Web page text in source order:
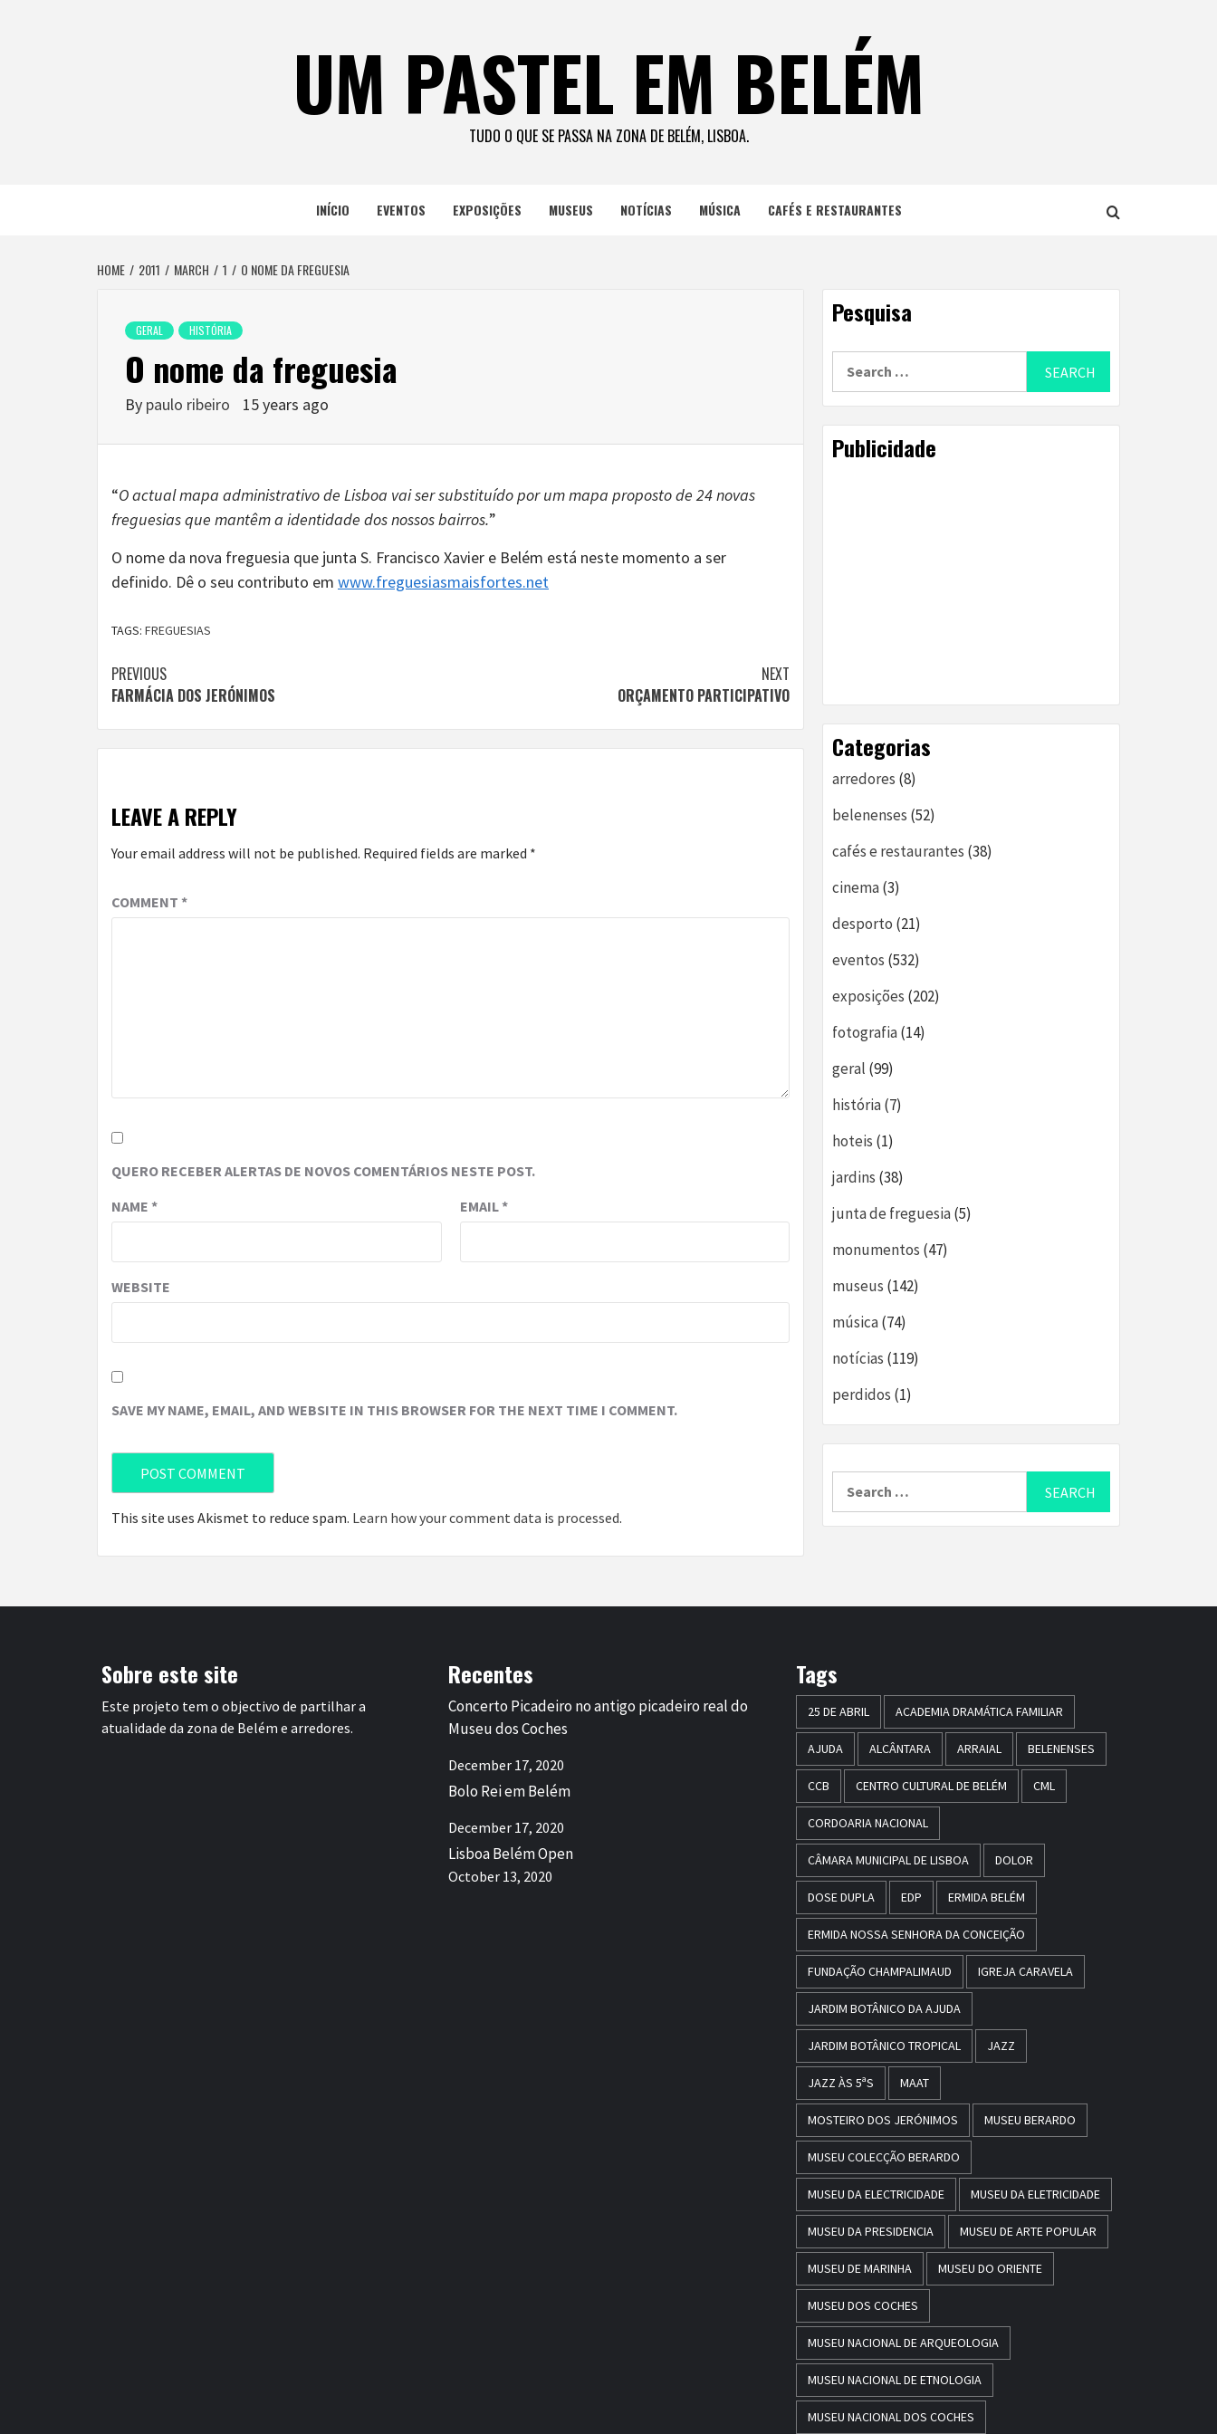
UM PASTEL EM BELÉM
TUDO O QUE SE PASSA NA ZONA DE BELÉM, LISBOA.
INÍCIO EVENTOS EXPOSIÇÕES MUSEUS NOTÍCIAS MÚSICA CAFÉS E RESTAURANTES
HOME 2011 MARCH 1 O NOME DA FREGUESIA
GERAL HISTÓRIA
O nome da freguesia
By paulo ribeiro 15 years ago
“O actual mapa administrativo de Lisboa vai ser substituído por um mapa proposto de 24 novas
freguesias que mantêm a identidade dos nossos bairros.”
O nome da nova freguesia que junta S. Francisco Xavier e Belém está neste momento a ser
definido. Dê o seu contributo em www.freguesiasmaisfortes.net
TAGS: FREGUESIAS
Continue
Reading
PREVIOUS
FARMÁCIA DOS JERÓNIMOS
NEXT
ORÇAMENTO PARTICIPATIVO
LEAVE A REPLY
Your email address will not be published. Required fields are marked *
COMMENT *
QUERO RECEBER ALERTAS DE NOVOS COMENTÁRIOS NESTE POST.
NAME * EMAIL*
WEBSITE
SAVE MY NAME, EMAIL, AND WEBSITE IN THIS BROWSER FOR THE NEXT TIME I COMMENT.
This site uses Akismet to reduce spam. Learn how your comment data is processed.
Pesquisa
Publicidade
Categorias
arredores (8)
belenenses (52)
cafés e restaurantes (38)
cinema(3)
desporto (21)
eventos (532)
exposições (202)
fotografia(14)
geral (99)
história(7)
hoteis (1)
jardins (38)
junta de freguesia(5)
monumentos (47)
museus (142)
música(74)
notícias (119)
perdidos (1)
Sobre este site
Este projeto tem o objectivo de partilhar a
atualidade da zona de Belém e arredores.
Recentes
Concerto Picadeiro no antigo picadeiro real do
Museu dos Coches
December 17, 2020
Bolo Rei em Belém
December 17, 2020
Lisboa Belém Open
October 13, 2020
Tags
25 DE ABRIL ACADEMIA DRAMÁTICA FAMILIAR
AJUDA ALCÂNTARA ARRAIAL BELENENSES
CCB CENTRO CULTURAL DE BELÉM CML
CORDOARIA NACIONAL
CÂMARA MUNICIPAL DE LISBOA DOLOR
DOSE DUPLA EDP ERMIDA BELÉM
ERMIDA NOSSA SENHORA DA CONCEIÇÃO
FUNDAÇÃO CHAMPALIMAUD IGREJA CARAVELA
JARDIM BOTÂNICO DA AJUDA
JARDIM BOTÂNICO TROPICAL JAZZ
JAZZ ÀS 5ªS MAAT
MOSTEIRO DOS JERÓNIMOS MUSEU BERARDO
MUSEU COLECÇÃO BERARDO
MUSEU DA ELECTRICIDADE MUSEU DA ELETRICIDADE
MUSEU DA PRESIDENCIA MUSEU DE ARTE POPULAR
MUSEU DE MARINHA MUSEU DO ORIENTE
MUSEU DOS COCHES
MUSEU NACIONAL DE ARQUEOLOGIA
MUSEU NACIONAL DE ETNOLOGIA
MUSEU NACIONAL DOS COCHES